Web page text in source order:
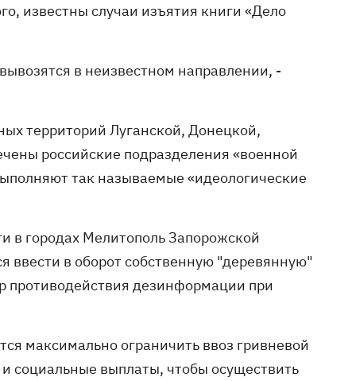
известны случаи изъятия книги «Дело
в неизвестном направлении, -
территорий Луганской, Донецкой,
российские подразделения «военной
так называемые «идеологические
в городах Мелитополь Запорожской
ввести в оборот собственную "деревянную"
противодействия дезинформации при
максимально ограничить ввоз гривневой
социальные выплаты, чтобы осуществить